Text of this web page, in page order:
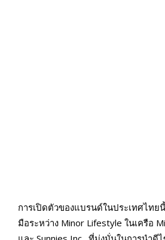
การเปิดตัวของแบรนด์ในประเทศไทย
มือระหว่าง Minor Lifestyle ในเครือ